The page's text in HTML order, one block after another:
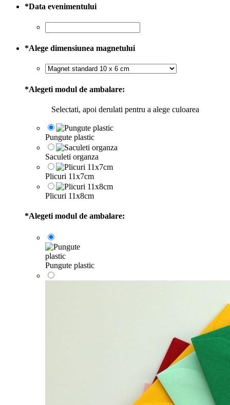
*Data evenimentului
*Alege dimensiunea magnetului
*Alegeti modul de ambalare:
Selectati, apoi derulati pentru a alege culoarea
Pungute plastic
Saculeti organza
Plicuri 11x7cm
Plicuri 11x8cm
*Alegeti modul de ambalare:
Pungute plastic